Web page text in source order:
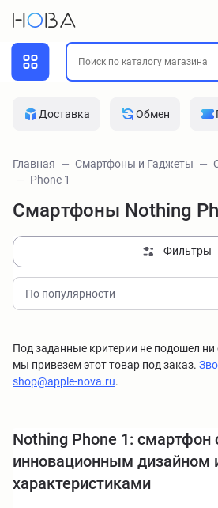
Доставка Обмен
Главная Смартфоны и Гаджеты
Phone 1
Смартфоны Nothing
Фильтры
По популярности
Под заданные критерии не подошел
мы привезем этот товар под заказ.
shop@apple-nova.ru.
Nothing Phone 1: смартфон
инновационным дизайном
характеристиками